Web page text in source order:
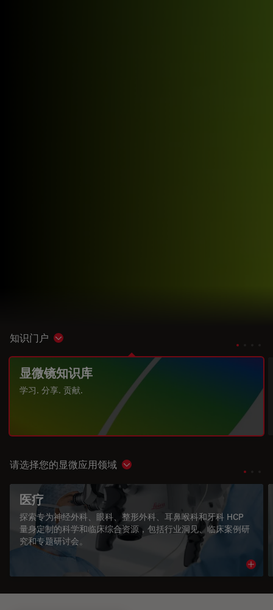
知识门户 Show subnavigation
显微镜知识库
学习. 分享. 贡献.
请选择您的显微应用领域 Show subnavigation
医疗
探索专为神经外科、眼科、整形外科、耳鼻喉科和牙科 HCP
量身定制的科学和临床综合资源，包括行业洞见、临床案例研
究和专题研讨会。